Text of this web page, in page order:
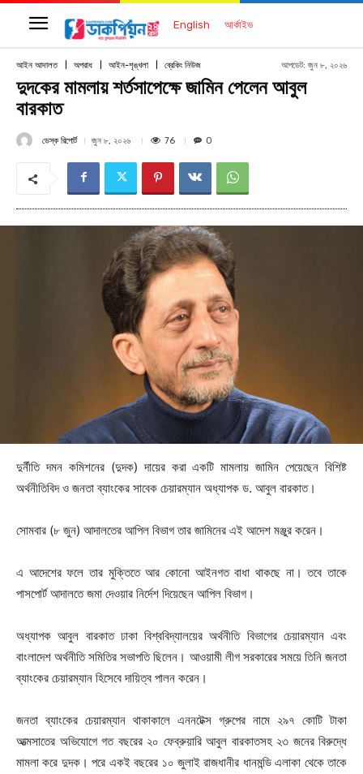
English আর্কাইভ
আইন আদালত অপরাধ আইন-শৃঙ্খলা ব্রেকিং নিউজ আপডেট: জুন ৮, ২০২৬
দুদকের মামলায় শর্তসাপেক্ষে জামিন পেলেন আবুল
বারকাত
ডেস্ক রিপোর্ট জুন ৮, ২০২৬ 76 0
দুর্নীতি দমন কমিশনের (দুদক) দায়ের করা একটি মামলায় জামিন পেয়েছেন বিশিষ্ট
অর্থনীতিবিদ ও জনতা ব্যাংকের সাবেক চেয়ারম্যান অধ্যাপক ড. আবুল বারকাত।
সোমবার (৮ জুন) আদালতের আপিল বিভাগ তার জামিনের এই আদেশ মঞ্জুর করেন।
এ আদেশের ফলে তার মুক্তিতে আর কোনো আইনগত বাধা থাকছে না। তবে তাকে
পাসপোর্ট আদালতে জমা দেওয়ার নির্দেশ দিয়েছেন আপিল বিভাগ।
অধ্যাপক আবুল বারকাত ঢাকা বিশ্ববিদ্যালয়ের অর্থনীতি বিভাগের চেয়ারম্যান এবং
বাংলাদেশ অর্থনীতি সমিতির সভাপতি ছিলেন। আওয়ামী লীগ সরকারের সময়ে তিনি জনতা
ব্যাংকের চেয়ারম্যান হিসেবে দায়িত্ব পালন করেন।
জনতা ব্যাংকের চেয়ারম্যান থাকাকালে এননটেক্স গ্রুপের নামে ২৯৭ কোটি টাকা
আত্মসাতের অভিযোগে গত বছরের ২০ ফেব্রুয়ারি আবুল বারকাতসহ ২৩ জনের বিরুদ্ধে
মামলা করে দুদক। পরে একই বছরের ১০ জুলাই রাজধানীর ধানমন্ডি এলাকা থেকে তাকে